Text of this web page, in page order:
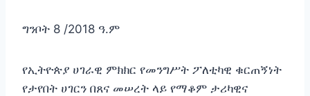
ግንቦት 8 /2018 ዓ.ም
የኢትዮጵያ ሀገራዊ ምክክር የመንግሥት ፖለቲካዊ ቁርጠኝነት
የታየበት ሀገርን በጸና መሠረት ላይ የማቆም ታሪካዊና